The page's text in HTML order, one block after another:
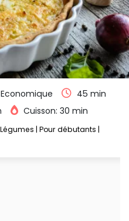
Economique
45 min
Cuisson: 30 min
Légumes Pour débutants